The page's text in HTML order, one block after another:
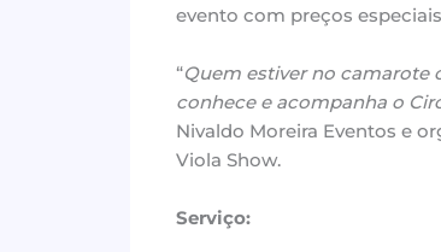
evento com preços
“Quem estiver no camarote
conhece e acompanha o
Nivaldo Moreira Eventos e
Viola Show.
Serviço: